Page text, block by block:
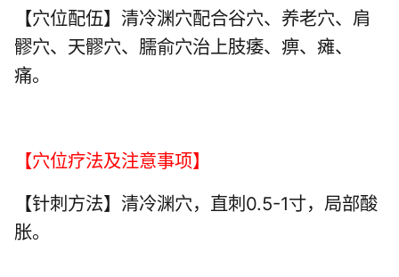
【穴位配伍】清冷渊穴配合谷穴、 养老穴、肩
髎穴、天髎穴、臑俞穴治上肢痿、痹、瘫、
痛。
【穴位疗法及注意事项】
【针刺方法】清冷渊穴，直刺0.5-1寸，局部酸
胀。